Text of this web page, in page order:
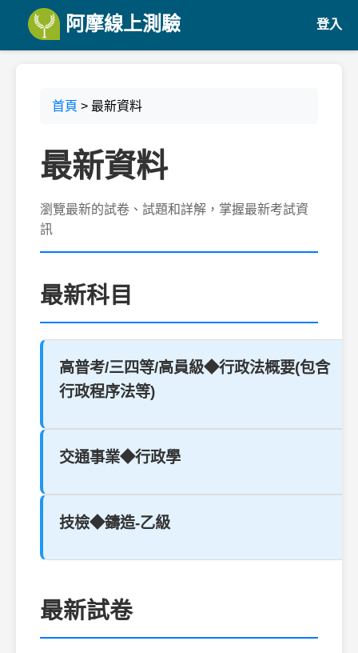
阿摩線上測驗 登入
首頁 > 最新資料
最新資料
瀏覽最新的試卷、試題和詳解，掌握最新考試資
訊
最新科目
高普考/三四等/高員級◆行政法概要(包含
行政程序法等)
交通事業◆行政學
技檢◆鑄造-乙級
最新試卷